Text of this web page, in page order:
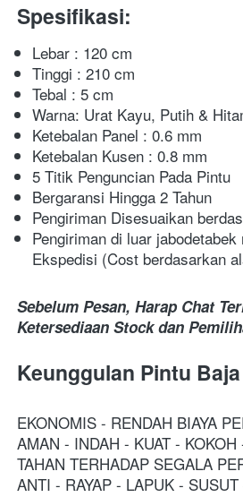
Spesifikasi:
Lebar : 120 cm
Tinggi : 210 cm
Tebal : 5 cm
Warna: Urat Kayu, Putih &
Ketebalan Panel : 0.6 mm
Ketebalan Kusen : 0.8 mm
5 Titik Penguncian Pada Pintu
Bergaransi Hingga 2 Tahun
Pengiriman Disesuaikan
Pengiriman di luar
Ekspedisi (Cost berdasarkan
Sebelum Pesan, Harap Chat
Ketersediaan Stock dan
Keunggulan Pintu
EKONOMIS - RENDAH BIAYA
AMAN - INDAH - KUAT -
TAHAN TERHADAP SEGALA
ANTI - RAYAP - LAPUK -